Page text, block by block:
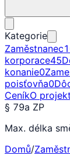
Kategorie
Zaměstnanec
korporace45
konanie0
poisťovňa0
CeníkO
§ 79a ZP
Max. délka
Domů/